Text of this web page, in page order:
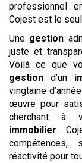
professionnel
Cojest est le
Une gestion
juste et
Voilà ce que
gestion d’un
vingtaine
œuvre pour
cherchant à
immobilier.
réactivité pour